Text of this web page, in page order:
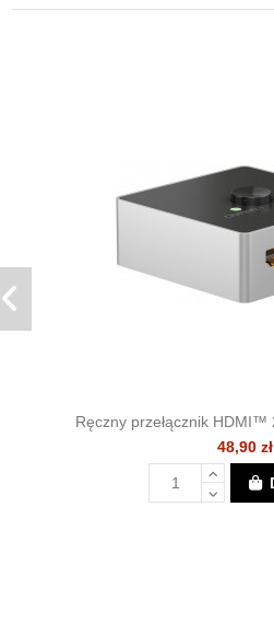
Ręczny przełącznik HDMI™
48,90 zł